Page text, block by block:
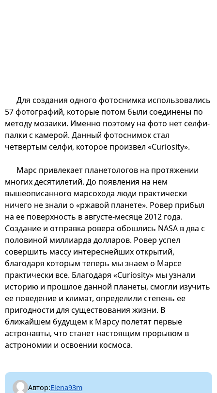
Для создания одного фотоснимка использовались
57 фотографий, которые потом были соединены по
методу мозаики. Именно поэтому на фото нет селфи-
палки с камерой. Данный фотоснимок стал
четвертым селфи, которое произвел «Curiosity».
Марс привлекает планетологов на протяжении
многих десятилетий. До появления на нем
вышеописанного марсохода люди практически
ничего не знали о «ржавой планете». Ровер прибыл
на ее поверхность в августе-месяце 2012 года.
Создание и отправка ровера обошлись NASA в два с
половиной миллиарда долларов. Ровер успел
совершить массу интереснейших открытий,
благодаря которым теперь мы знаем о Марсе
практически все. Благодаря «Curiosity» мы узнали
историю и прошлое данной планеты, смогли изучить
ее поведение и климат, определили степень ее
пригодности для существования жизни. В
ближайшем будущем к Марсу полетят первые
астронавты, что станет настоящим прорывом в
астрономии и освоении космоса.
Автор:Elena93m